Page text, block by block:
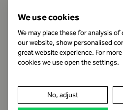
Öffnungszeiten
Datenschutz
We use cookies
We may place these for analysis
our website, show personalised
great website experience. For
cookies we use open the settings.
No, adjust